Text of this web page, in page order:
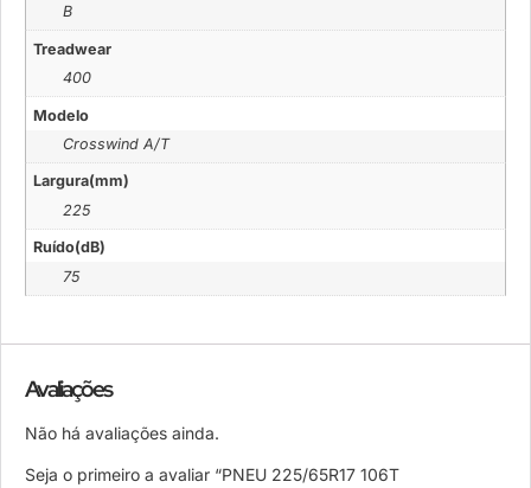
B
Treadwear
400
Modelo
Crosswind A/T
Largura(mm)
225
Ruído(dB)
75
Avaliações
Não há avaliações ainda.
Seja o primeiro a avaliar “PNEU 225/65R17 106T